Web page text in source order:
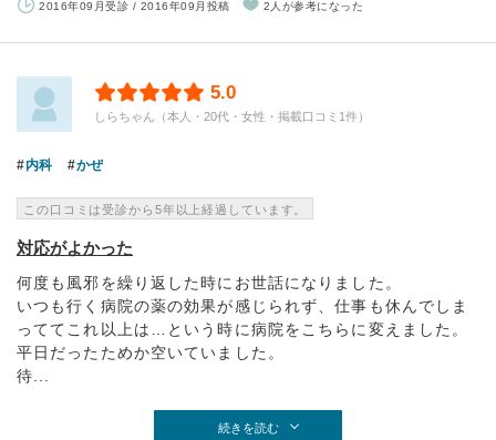
2016年09月受診 / 2016年09月投稿 2人が参考になった
5.0
しらちゃん（本人・20代・女性・掲載口コミ1件）
内科 かぜ
この口コミは受診から5年以上経過しています。
対応がよかった
何度も風邪を繰り返した時にお世話になりました。
いつも行く病院の薬の効果が感じられず、仕事も休んでしま
っててこれ以上は…という時に病院をこちらに変えました。
平日だったためか空いていました。
待...
続きを読む